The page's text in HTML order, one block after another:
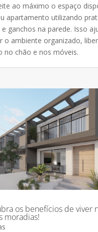
ao máximo o espaço
apartamento utilizando
ganchos na parede. Isso
o ambiente organizado,
no chão e nos móveis.
os benefícios de viver
moradias!